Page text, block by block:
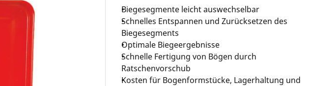
Biegesegmente leicht auswechselbar
Schnelles Entspannen und Zurücksetzen des
Biegesegments
Optimale Biegeergebnisse
Schnelle Fertigung von Bögen durch
Ratschenvorschub
Kosten für Bogenformstücke, Lagerhaltung und